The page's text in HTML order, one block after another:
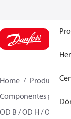
Home Productos
Componentes para
OD B / OD H / OD S